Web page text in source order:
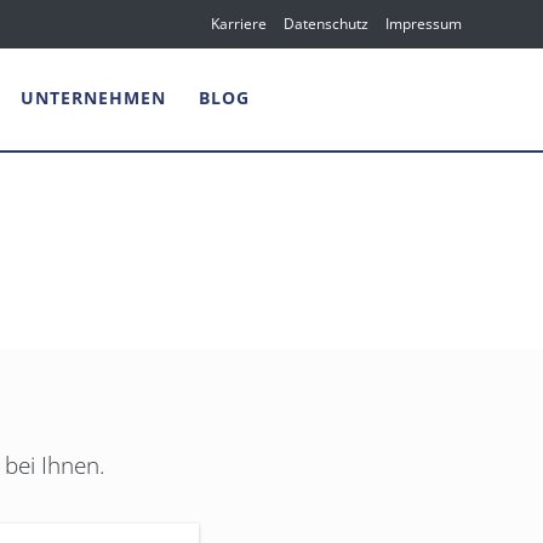
Karriere Datenschutz Impressum
UNTERNEHMEN BLOG
Ihnen.